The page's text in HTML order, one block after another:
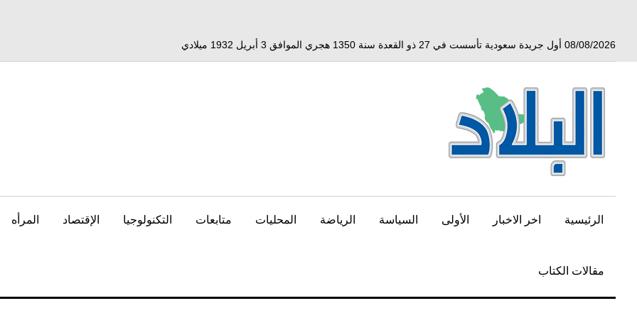
08/08/2026 أول جريدة سعودية تأسست في 27 ذو القعدة سنة 1350 هجري الموافق 3 أبريل 1932 ميلادي
الرئيسية اخر الاخبار الأولى السياسة الرياضة المحليات متابعات التكنولوجيا الإقتصاد المرأه
مقالات الكتاب